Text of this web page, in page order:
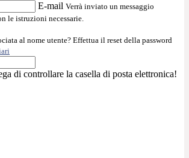
E-mail Verrà inviato un messaggio
le istruzioni necessarie.
al nome utente? Effettua il reset della password
di controllare la casella di posta elettronica!